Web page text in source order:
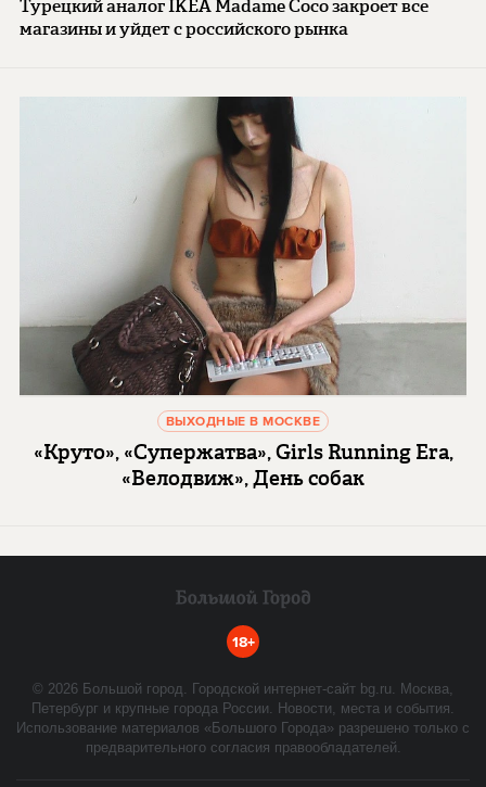
Турецкий аналог IKEA Madame Coco закроет все
магазины и уйдет с российского рынка
ВЫХОДНЫЕ В МОСКВЕ
«Круто», «Супержатва», Girls Running Era,
«Велодвиж», День собак
18+
© 2026 Большой город. Городской интернет-сайт bg.ru. Москва,
Петербург и крупные города России. Новости, места и события.
Использование материалов «Большого Города» разрешено только с
предварительного согласия правообладателей.